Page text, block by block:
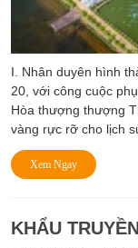
I. Nhân duyên hình
20, với công cuộc
Hòa thượng thượng
vàng rực rỡ cho lịch
Xem Ngay
KHẨU